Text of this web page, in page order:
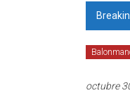
octubre